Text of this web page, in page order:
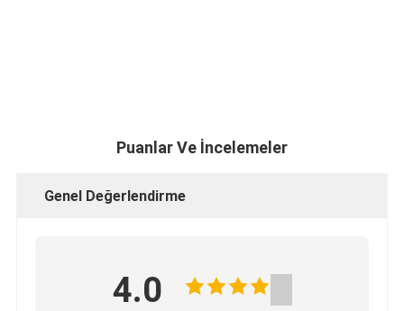
Puanlar Ve İncelemeler
Genel Değerlendirme
4.0